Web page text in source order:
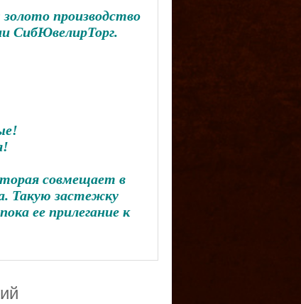
производство
СибЮвелирТорг.
совмещает в
Такую застежку
ее прилегание к